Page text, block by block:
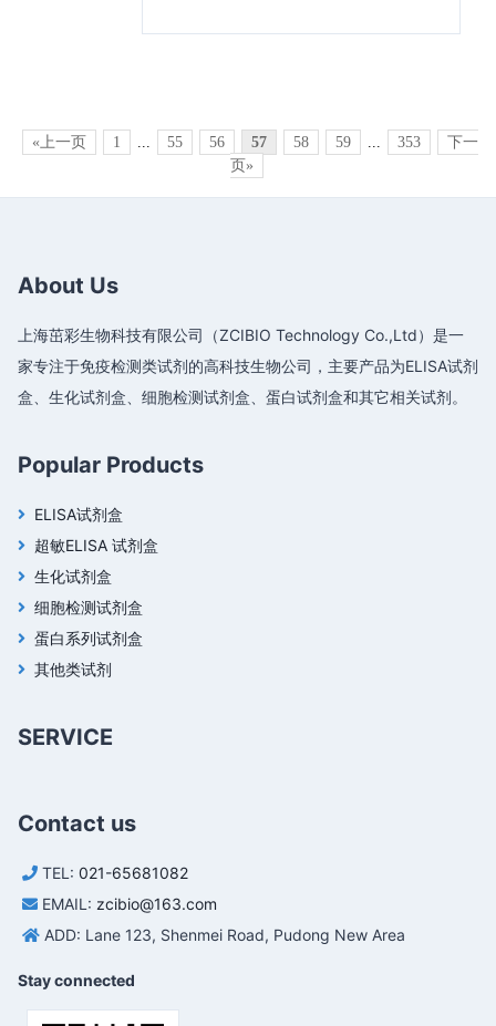
«上一页 1 ... 55 56 57 58 59 ... 353
下一
页»
About Us
上海茁彩生物科技有限公司（ZCIBIO Technology Co.,Ltd）是一
家专注于免疫检测类试剂的高科技生物公司，主要产品为ELISA试剂
盒、生化试剂盒、细胞检测试剂盒、蛋白试剂盒和其它相关试剂。
Popular Products
ELISA试剂盒
超敏ELISA 试剂盒
生化试剂盒
细胞检测试剂盒
蛋白系列试剂盒
其他类试剂
SERVICE
Contact us
TEL: 021-65681082
EMAIL: zcibio@163.com
ADD: Lane 123, Shenmei Road, Pudong New Area
Stay connected